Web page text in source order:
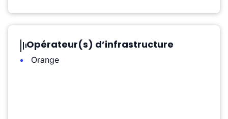
Opérateur(s) d’infrastructure
Orange